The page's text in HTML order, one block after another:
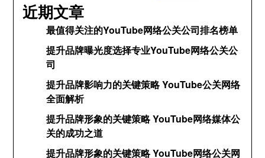
近期文章
最值得关注的YouTube网络公关公司排名榜单
提升品牌曝光度选择专业YouTube网络公关公
司
提升品牌影响力的关键策略 YouTube公关网络
全面解析
提升品牌形象的关键策略 YouTube网络媒体公
关的成功之道
提升品牌形象的关键策略 YouTube网络公关网